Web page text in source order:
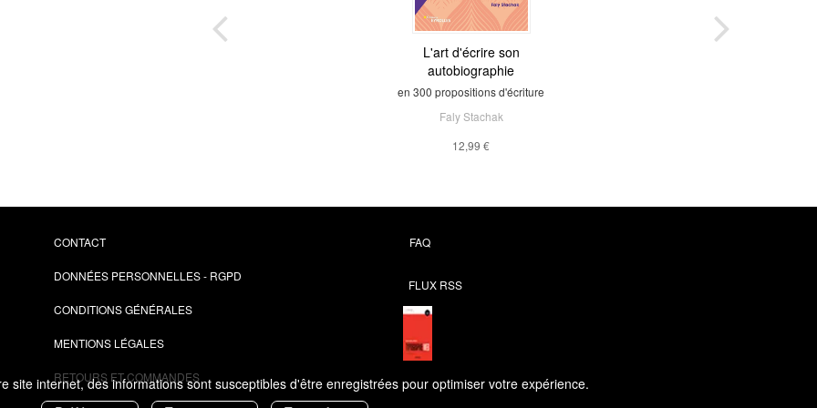
site internet, des informations sont susceptibles d'être enregistrées pour optimiser votre expérience.
L'art d'écrire son
autobiographie
en 300 propositions d'écriture
Faly Stachak
12,99 €
CONTACT
DONNÉES PERSONNELLES - RGPD
CONDITIONS GÉNÉRALES
MENTIONS LÉGALES
RETOURS ET COMMANDES
FAQ
FLUX RSS